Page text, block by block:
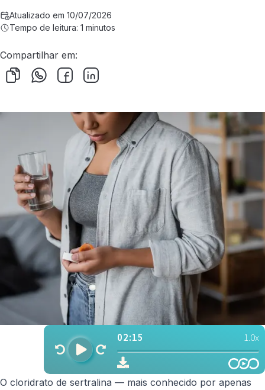
Atualizado em 10/07/2026
Tempo de leitura: 1 minutos
Compartilhar em:
O cloridrato de sertralina — mais conhecido por apenas